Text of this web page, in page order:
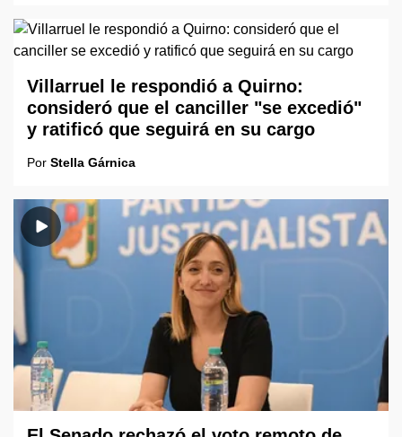
Villarruel le respondió a Quirno:
consideró que el canciller "se excedió"
y ratificó que seguirá en su cargo
Por Stella Gárnica